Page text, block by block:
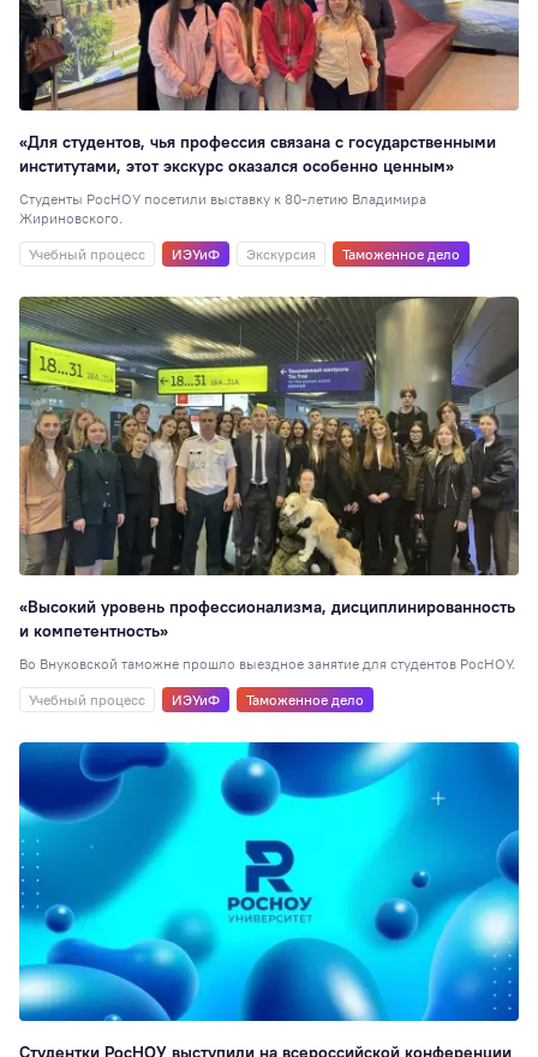
«Для студентов, чья профессия связана с государственными
институтами, этот экскурс оказался особенно ценным»
Студенты РосНОУ посетили выставку к 80-летию Владимира
Жириновского.
Учебный процесс
ИЭУиФ Экскурсия Таможенное дело
«Высокий уровень профессионализма, дисциплинированность
и компетентность»
Во Внуковской таможне прошло выездное занятие для студентов РосНОУ.
Учебный процесс
ИЭУиФ Таможенное дело
Студентки РосНОУ выступили на всероссийской конференции